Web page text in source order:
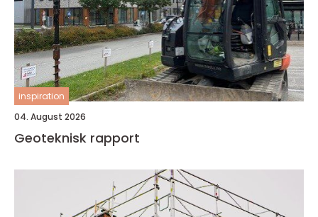
inspiration
04. August 2026
Geoteknisk rapport